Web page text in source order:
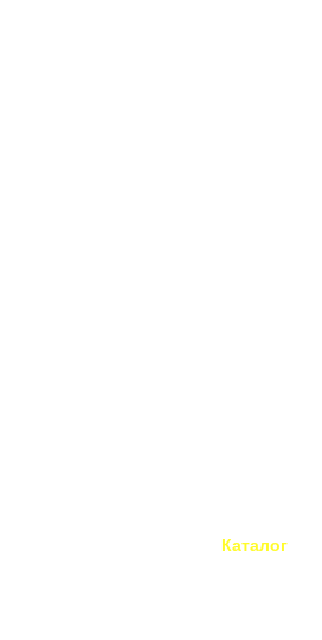
Каталог